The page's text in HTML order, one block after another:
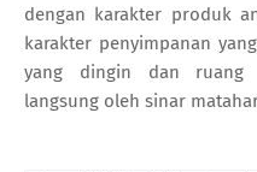
dengan karakter produk
karakter penyimpanan
yang dingin dan ruang
langsung oleh sinar